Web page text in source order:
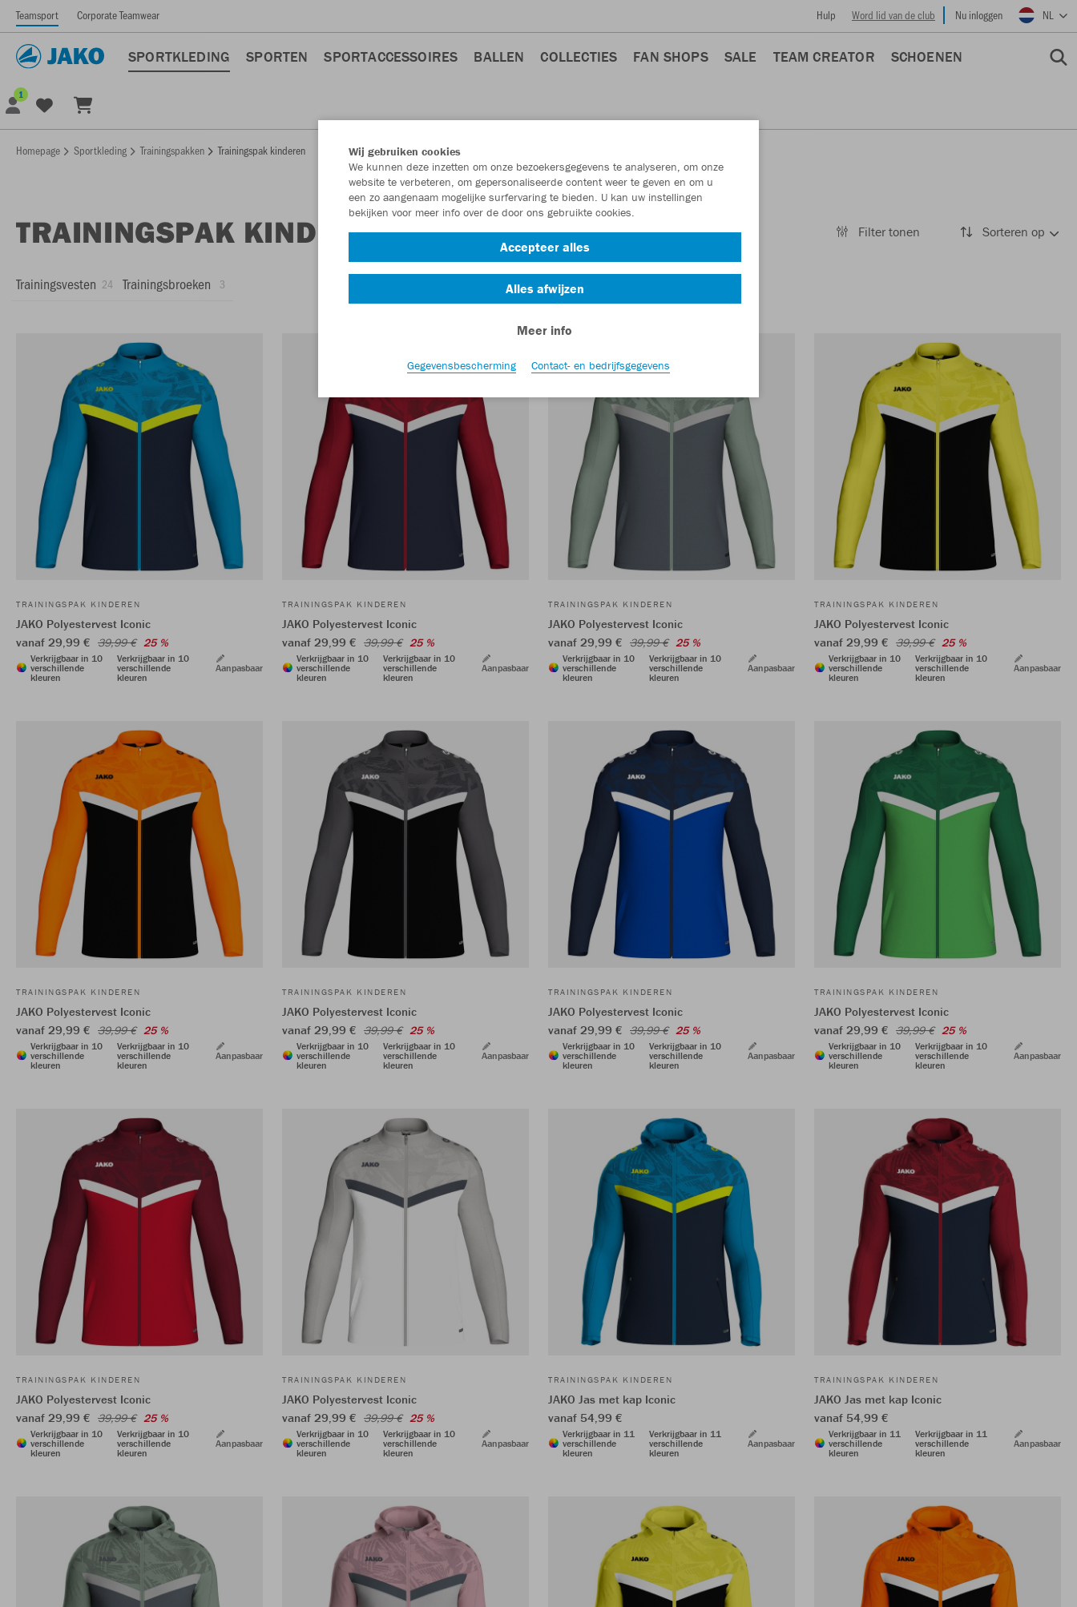
Teamsport Corporate Teamwear Hulp Word lid van de club Nu inloggen NL
SPORTKLEDING SPORTEN SPORTACCESSOIRES BALLEN COLLECTIES FAN SHOPS SALE TEAM CREATOR SCHOENEN
1
Homepage Sportkleding Trainingspakken Trainingspak kinderen
TRAININGSPAK KINDEREN Filter tonen Sorteren op
Trainingsvesten 24 Trainingsbroeken 3
TRAININGSPAK KINDEREN
JAKO Polyestervest Iconic
vanaf 29,99 € 39,99 € 25 %
Verkrijgbaar in 10
verschillende
kleuren
Verkrijgbaar in 10
verschillende
kleuren
Aanpasbaar
TRAININGSPAK KINDEREN
JAKO Polyestervest Iconic
vanaf 29,99 € 39,99 € 25 %
Verkrijgbaar in 10
verschillende
kleuren
Verkrijgbaar in 10
verschillende
kleuren
Aanpasbaar
TRAININGSPAK KINDEREN
JAKO Polyestervest Iconic
vanaf 29,99 € 39,99 € 25 %
Verkrijgbaar in 10
verschillende
kleuren
Verkrijgbaar in 10
verschillende
kleuren
Aanpasbaar
TRAININGSPAK KINDEREN
JAKO Polyestervest Iconic
vanaf 29,99 € 39,99 € 25 %
Verkrijgbaar in 10
verschillende
kleuren
Verkrijgbaar in 10
verschillende
kleuren
Aanpasbaar
TRAININGSPAK KINDEREN
JAKO Polyestervest Iconic
vanaf 29,99 € 39,99 € 25 %
Verkrijgbaar in 10
verschillende
kleuren
Verkrijgbaar in 10
verschillende
kleuren
Aanpasbaar
TRAININGSPAK KINDEREN
JAKO Polyestervest Iconic
vanaf 29,99 € 39,99 € 25 %
Verkrijgbaar in 10
verschillende
kleuren
Verkrijgbaar in 10
verschillende
kleuren
Aanpasbaar
TRAININGSPAK KINDEREN
JAKO Polyestervest Iconic
vanaf 29,99 € 39,99 € 25 %
Verkrijgbaar in 10
verschillende
kleuren
Verkrijgbaar in 10
verschillende
kleuren
Aanpasbaar
TRAININGSPAK KINDEREN
JAKO Polyestervest Iconic
vanaf 29,99 € 39,99 € 25 %
Verkrijgbaar in 10
verschillende
kleuren
Verkrijgbaar in 10
verschillende
kleuren
Aanpasbaar
TRAININGSPAK KINDEREN
JAKO Polyestervest Iconic
vanaf 29,99 € 39,99 € 25 %
Verkrijgbaar in 10
verschillende
kleuren
Verkrijgbaar in 10
verschillende
kleuren
Aanpasbaar
TRAININGSPAK KINDEREN
JAKO Polyestervest Iconic
vanaf 29,99 € 39,99 € 25 %
Verkrijgbaar in 10
verschillende
kleuren
Verkrijgbaar in 10
verschillende
kleuren
Aanpasbaar
TRAININGSPAK KINDEREN
JAKO Jas met kap Iconic
vanaf 54,99 €
Verkrijgbaar in 11
verschillende
kleuren
Verkrijgbaar in 11
verschillende
kleuren
Aanpasbaar
TRAININGSPAK KINDEREN
JAKO Jas met kap Iconic
vanaf 54,99 €
Verkrijgbaar in 11
verschillende
kleuren
Verkrijgbaar in 11
verschillende
kleuren
Aanpasbaar
Wij gebruiken cookies
We kunnen deze inzetten om onze bezoekersgegevens te analyseren, om onze
website te verbeteren, om gepersonaliseerde content weer te geven en om u
een zo aangenaam mogelijke surfervaring te bieden. U kan uw instellingen
bekijken voor meer info over de door ons gebruikte cookies.
Accepteer alles
Alles afwijzen
Meer info
Gegevensbescherming Contact- en bedrijfsgegevens